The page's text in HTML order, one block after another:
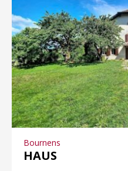
Bournens
HAUS